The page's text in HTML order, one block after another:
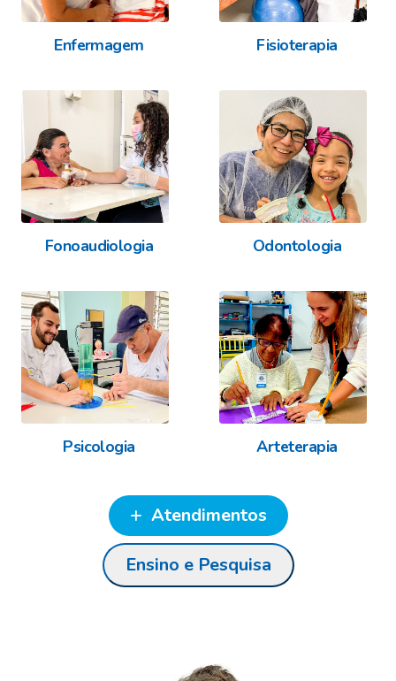
Enfermagem Fisioterapia
Fonoaudiologia Odontologia
Psicologia Arteterapia
Atendimentos
Ensino e Pesquisa